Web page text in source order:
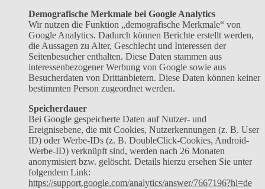
Demografische Merkmale bei Google Analytics
Wir nutzen die Funktion „demografische Merkmale“ von
Google Analytics. Dadurch können Berichte erstellt werden,
die Aussagen zu Alter, Geschlecht und Interessen der
Seitenbesucher enthalten. Diese Daten stammen aus
interessenbezogener Werbung von Google sowie aus
Besucherdaten von Drittanbietern. Diese Daten können keiner
bestimmten Person zugeordnet werden.
Speicherdauer
Bei Google gespeicherte Daten auf Nutzer- und
Ereignisebene, die mit Cookies, Nutzerkennungen (z. B. User
ID) oder Werbe-IDs (z. B. DoubleClick-Cookies, Android-
Werbe-ID) verknüpft sind, werden nach 26 Monaten
anonymisiert bzw. gelöscht. Details hierzu ersehen Sie unter
folgendem Link:
https://support.google.com/analytics/answer/7667196?hl=de